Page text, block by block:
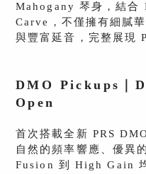
Mahogany 琴身，結
Carve，不僅擁有細膩
與豐富延音，完整展現
DMO Pickups｜
Open
首次搭載全新 PRS
自然的頻率響應、優異
Fusion 到 High Gain